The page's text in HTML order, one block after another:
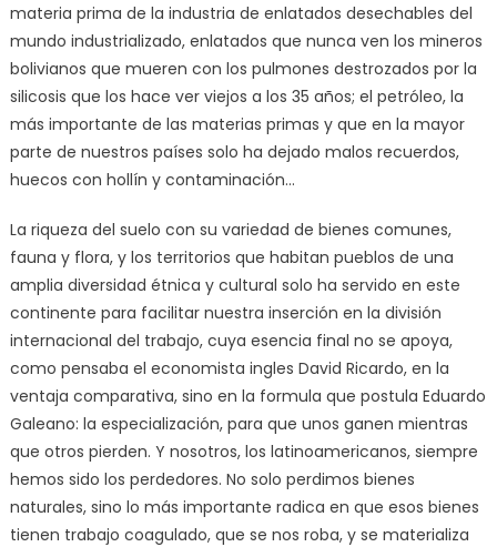
materia prima de la industria de enlatados desechables del
mundo industrializado, enlatados que nunca ven los mineros
bolivianos que mueren con los pulmones destrozados por la
silicosis que los hace ver viejos a los 35 años; el petróleo, la
más importante de las materias primas y que en la mayor
parte de nuestros países solo ha dejado malos recuerdos,
huecos con hollín y contaminación…
La riqueza del suelo con su variedad de bienes comunes,
fauna y flora, y los territorios que habitan pueblos de una
amplia diversidad étnica y cultural solo ha servido en este
continente para facilitar nuestra inserción en la división
internacional del trabajo, cuya esencia final no se apoya,
como pensaba el economista ingles David Ricardo, en la
ventaja comparativa, sino en la formula que postula Eduardo
Galeano: la especialización, para que unos ganen mientras
que otros pierden. Y nosotros, los latinoamericanos, siempre
hemos sido los perdedores. No solo perdimos bienes
naturales, sino lo más importante radica en que esos bienes
tienen trabajo coagulado, que se nos roba, y se materializa